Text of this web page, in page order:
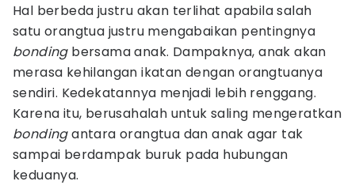
Hal berbeda justru akan terlihat apabila salah
satu orangtua justru mengabaikan pentingnya
bonding bersama anak. Dampaknya, anak akan
merasa kehilangan ikatan dengan orangtuanya
sendiri. Kedekatannya menjadi lebih renggang.
Karena itu, berusahalah untuk saling mengeratkan
bondingantara orangtua dan anak agar tak
sampai berdampak buruk pada hubungan
keduanya.